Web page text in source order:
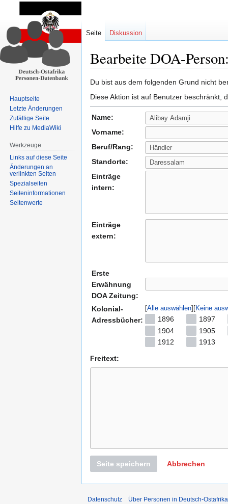
Bearbeite DOA-
Zur
Navigation
springen
Zur
Suche
springen
Du bist aus dem folgenden Grund nicht
Diese Aktion ist auf Benutzer beschränkt,
Name:
Vorname:
Beruf/Rang:
Standorte:
Einträge
intern:
Einträge
extern:
Erste
Erwähnung
DOA Zeitung:
Kolonial-
Adressbücher:
Alle auswählen Keine
1896
1897
1904
1905
1912
1913
Freitext:
Seite speichern Abbrechen
Seite Diskussion
Hauptseite
Letzte Änderungen
Zufällige Seite
Hilfe zu MediaWiki
Werkzeuge
Links auf diese Seite
Änderungen an
verlinkten Seiten
Spezialseiten
Seiten­informationen
Seitenwerte
Datenschutz Über Personen in Deutsch-Ostafrika